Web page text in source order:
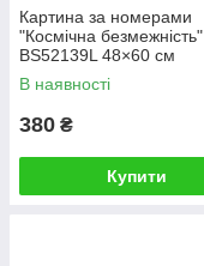
Картина за номерами
"Космічна безмежність"
BS52139L 48×60 см
В наявності
380 ₴
Купити